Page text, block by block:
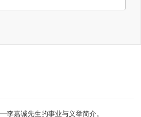
嘉诚先生的事业与义举简介。